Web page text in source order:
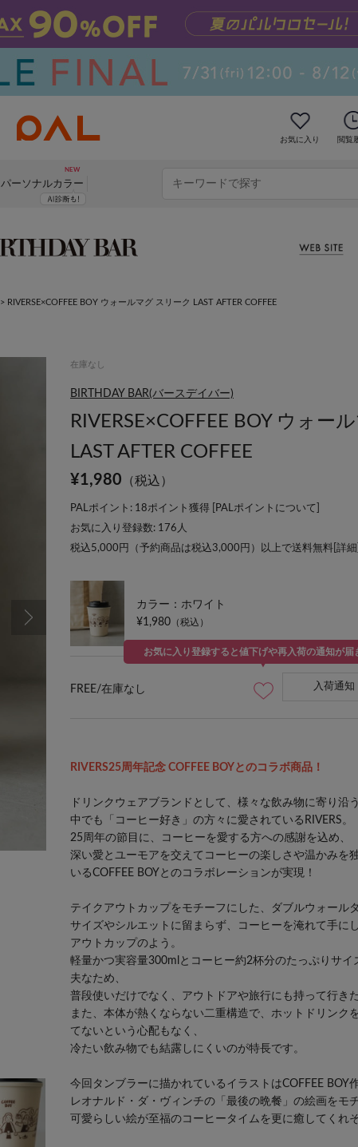
お気に入り 閲覧
パーソナルカラー
> RIVERSE×COFFEE BOY ウォールマグ スリーク LAST AFTER COFFEE
在庫なし
BIRTHDAY BAR(バースデイバー)
RIVERSE×COFFEE BOY ウォー
LAST AFTER COFFEE
¥1,980 （税込）
PALポイント: 18ポイント獲得 [ PALポイントについて
お気に入り登録数: 176 人
税込5,000円（予約商品は税込3,000円）以上で送料無料[ 詳細
カラー：ホワイト
¥1,980 （税込）
FREE/在庫なし
お気に入り登録すると値下げや再入荷の通知が届
入荷通知
RIVERS25周年記念 COFFEE BOYとのコラボ商品！
ドリンクウェアブランドとして、様々な飲み物に寄り沿
中でも「コーヒー好き」の方々に愛されているRIVERS。
25周年の節目に、コーヒーを愛する方への感謝を込め、
深い愛とユーモアを交えてコーヒーの楽しさや温かみを
いるCOFFEE BOYとのコラボレーションが実現！
テイクアウトカップをモチーフにした、ダブルウォール
サイズやシルエットに留まらず、コーヒーを淹れて手に
アウトカップのよう。
軽量かつ実容量300mlとコーヒー約2杯分のたっぷりサイ
夫なため、
普段使いだけでなく、アウトドアや旅行にも持って行き
また、本体が熱くならない二重構造で、ホットドリンク
てないという心配もなく、
冷たい飲み物でも結露しにくいのが特長です。
今回タンブラーに描かれているイラストはCOFFEE BOY
レオナルド・ダ・ヴィンチの「最後の晩餐」の絵画をモ
可愛らしい絵が至福のコーヒータイムを更に癒してくれ